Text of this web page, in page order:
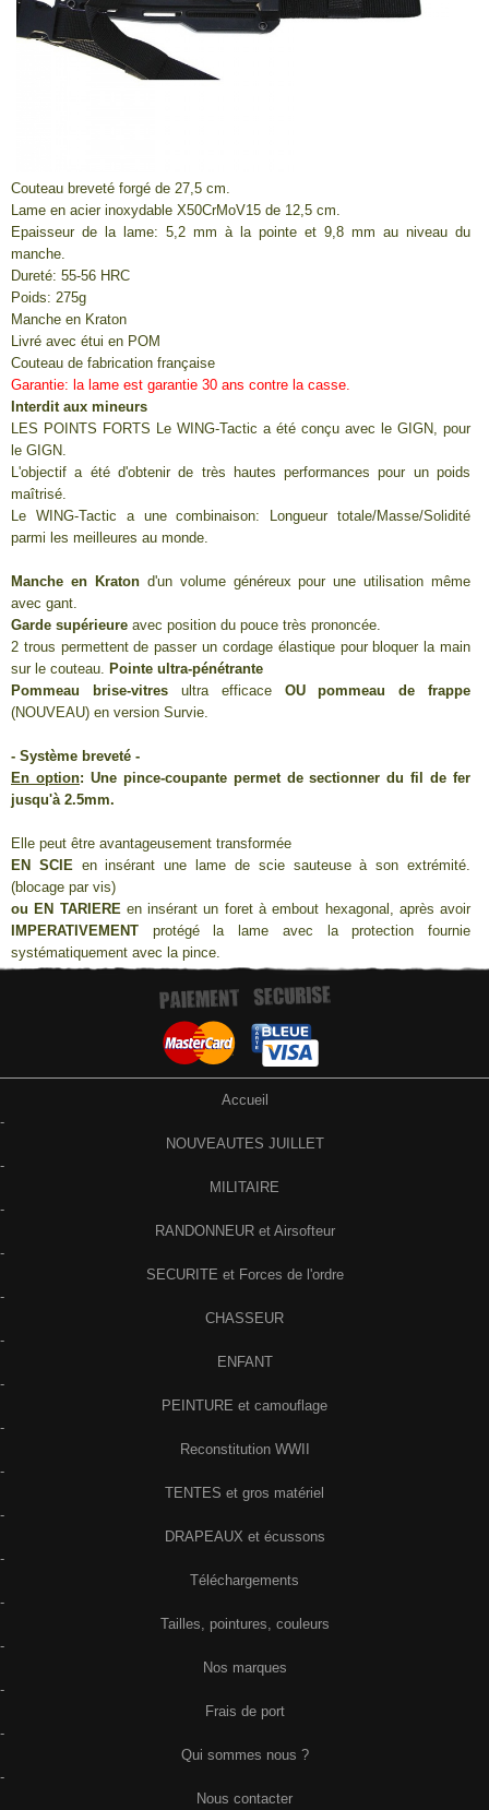
Couteau breveté forgé de 27,5 cm.
Lame en acier inoxydable X50CrMoV15 de 12,5 cm.
Epaisseur de la lame: 5,2 mm à la pointe et 9,8 mm au niveau du
manche.
Dureté: 55-56 HRC
Poids: 275g
Manche en Kraton
Livré avec étui en POM
Couteau de fabrication française
Garantie: la lame est garantie 30 ans contre la casse.
Interdit aux mineurs
LES POINTS FORTS Le WING-Tactic a été conçu avec le GIGN, pour
le GIGN.
L'objectif a été d'obtenir de très hautes performances pour un poids
maîtrisé.
Le WING-Tactic a une combinaison: Longueur totale/Masse/Solidité
parmi les meilleures au monde.
Manche en Kratond'un volume généreux pour une utilisation même
avec gant.
Garde supérieure avec position du pouce très prononcée.
2 trous permettent de passer un cordage élastique pour bloquer la main
sur le couteau. Pointe ultra-pénétrante
Pommeau brise-vitresultra efficace OU
pommeau de frappe
(NOUVEAU) en version Survie.
- Système breveté -
En option: Une pince-coupante permet de sectionner du fil de fer
jusqu'à 2.5mm.
Elle peut être avantageusement transformée
EN SCIEen insérant une lame de scie sauteuse à son extrémité.
(blocage par vis)
ou EN TARIEREen insérant un foret à embout hexagonal, après avoir
IMPERATIVEMENT protégé la lame avec la protection fournie
systématiquement avec la pince.
Accueil
-
NOUVEAUTES JUILLET
-
MILITAIRE
-
RANDONNEUR et Airsofteur
-
SECURITE et Forces de l'ordre
-
CHASSEUR
-
ENFANT
-
PEINTURE et camouflage
-
Reconstitution WWII
-
TENTES et gros matériel
-
DRAPEAUX et écussons
-
Téléchargements
-
Tailles, pointures, couleurs
-
Nos marques
-
Frais de port
-
Qui sommes nous ?
-
Nous contacter